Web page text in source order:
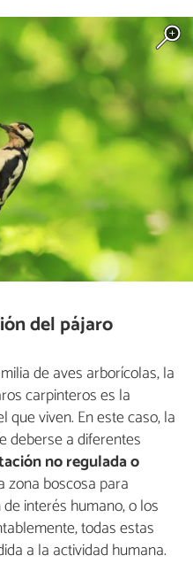
del pájaro
de aves arborícolas, la
carpinteros es la
que viven. En este caso, la
deberse a diferentes
no regulada o
zona boscosa para
interés humano, o los
todas estas
a la actividad humana.